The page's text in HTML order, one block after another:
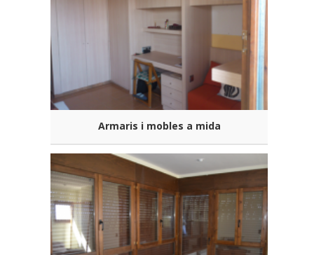
Armaris i mobles a mida